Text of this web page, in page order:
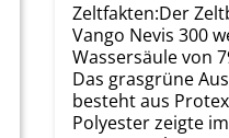
Zeltfakten:Der
Vango Nevis 300
Wassersäule von
Das grasgrüne
besteht aus
Polyester zeigte